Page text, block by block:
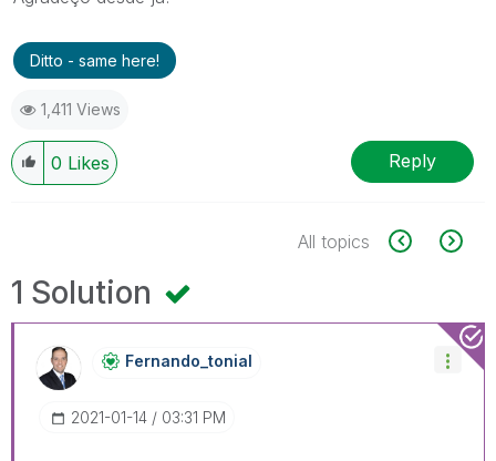
Ditto - same here!
1,411 Views
0 Likes Reply
All topics
1 Solution
Fernando_tonial
‎2021-01-14 03:31 PM